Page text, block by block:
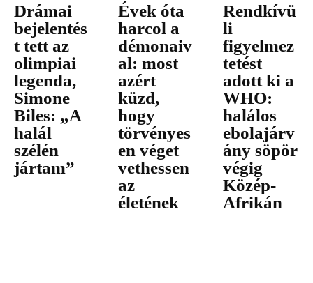
Drámai
bejelentés
t tett az
olimpiai
legenda,
Simone
Biles: „A
halál
szélén
jártam”
Évek óta
harcol a
démonaiv
al: most
azért
küzd,
hogy
törvényes
en véget
vethessen
az
életének
Rendkívü
li
figyelmez
tetést
adott ki a
WHO:
halálos
ebolajárv
ány söpör
végig
Közép-
Afrikán